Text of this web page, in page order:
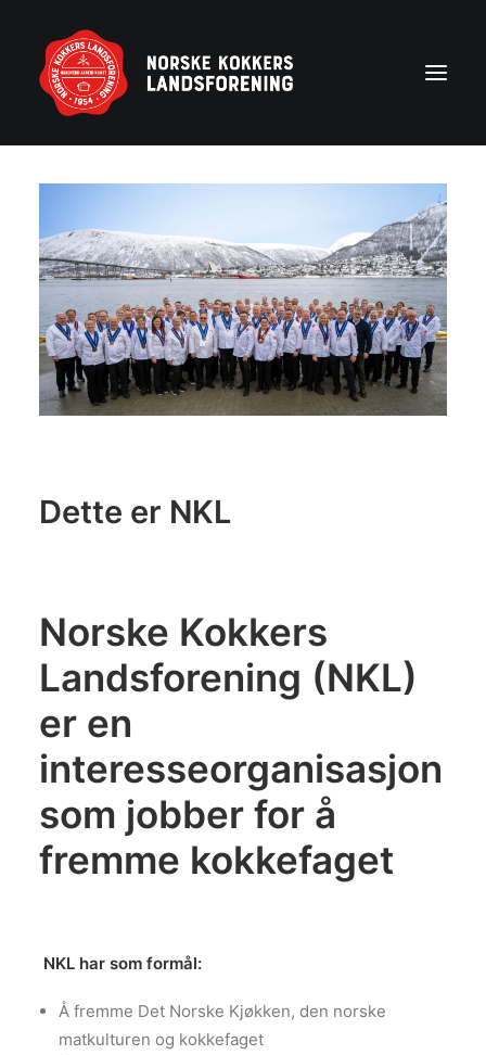
Aktuelt
Om NKL
Kontakt NKL-foreninger
Bli medlem
Årshjul
Partnerprogram
De Norske Kokkelandslagene
BLI MEDLEM
Dette er NKL
Norske Kokkers
Landsforening (NKL)
er en
interesseorganisasjon
som jobber for å
fremme kokkefaget
NKL har som formål:
Å fremme Det Norske Kjøkken, den norske
matkulturen og kokkefaget